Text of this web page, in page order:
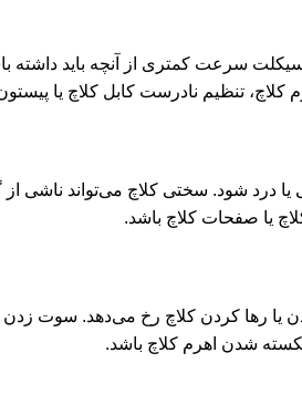
سرعت کمتری از آنچه باید داشته
تنظیم نادرست کابل کلاچ یا
درد شود. سختی کلاچ می‌تواند ناشی
یا صفحات کلاچ باشد.
یا رها کردن کلاچ رخ می‌دهد. سوت زدن
شدن اهرم کلاچ باشد.